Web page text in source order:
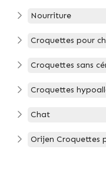
Nourriture
Croquettes pour
Croquettes sans
Croquettes
Chat
Orijen Croquettes